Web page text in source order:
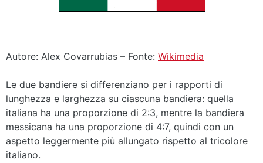
Autore: Alex Covarrubias – Fonte: Wikimedia
Le due bandiere si differenziano per i rapporti di
lunghezza e larghezza su ciascuna bandiera: quella
italiana ha una proporzione di 2:3, mentre la bandiera
messicana ha una proporzione di 4:7, quindi con un
aspetto leggermente più allungato rispetto al tricolore
italiano.